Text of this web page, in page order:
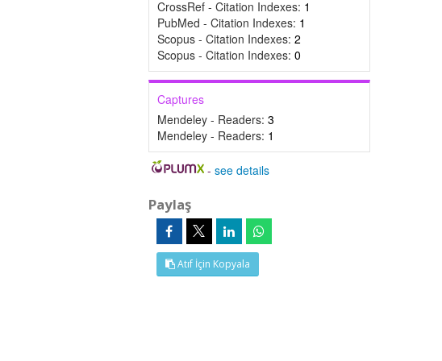
CrossRef - Citation Indexes: 1
PubMed - Citation Indexes: 1
Scopus - Citation Indexes: 2
Scopus - Citation Indexes: 0
Captures
Mendeley - Readers: 3
Mendeley - Readers: 1
-see details
Paylaş
Atıf İçin Kopyala